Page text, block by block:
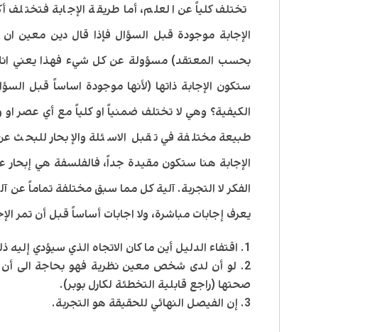
تختلف كلياً عن العلم، أما طريقة الإجابة
الإجابة موجودة قبل السؤال فإذا قال دين معين ان
بحسب المعتقد) مسؤولة عن كل شيء فهذا يعني انك
ستكون الإجابة ذاتها (لأنها موجودة اساساً قبل
الكيفية؟ وهي لا تختلف ضمنياً او كلياً مع أي عصر
طبيعة مختلفة في تقبل الاسئلة والإبحار للبحث
الإجابة هنا ستكون مقيدة جداً، فالفلسفة هي إبحار
الفكر لا التجربة. آلية كل مما سبق مختلفة تماماً عن
يعرف إجابات مباشرة، ولا اجابات أساساً قبل أن تمر
اقتفاء الدليل أين ما كان الاتجاه الذي سيؤدي إليه
لو أن لدى شخص معين نظرية فهو بحاجة الى أن
صحتها (راجع قابلية التخطئة لكارل بوبر).
إن الفيصل النهائي للحقيقة هو التجربة.